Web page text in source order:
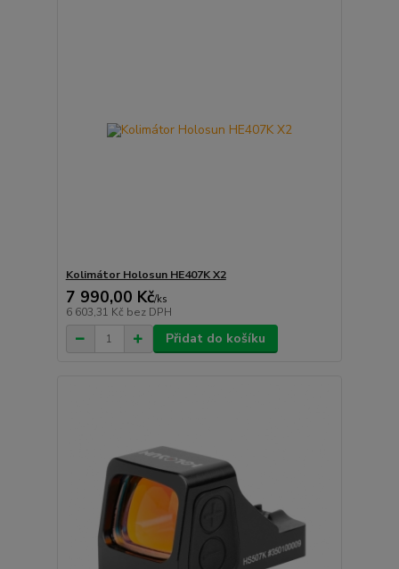
Kolimátor Holosun HE407K X2
7 990,00 Kč/ks
6 603,31 Kč bez DPH
Přidat do košíku